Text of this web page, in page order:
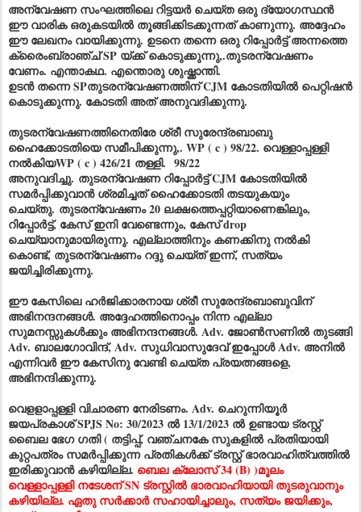
അന്വേഷണ സംഘത്തിലെ റിട്ടയർ ചെയ്ത ഒരു ദ്യോഗസ്ഥൻ
ഈ വാരിക ഒരുകടയിൽ തൂങ്ങിക്കിടക്കുന്നത് കാണുന്നു. അദ്ദേഹം
ഈ ലേഖനം വായിക്കുന്നു. ഉടനെ തന്നെ ഒരു റിപ്പോർട്ട് അന്നത്തെ
ക്രൈംബ്രാഞ്ച് SP യ്ക്ക് കൊടുക്കുന്നു,.തുടരന്വേഷണം
വേണം. എന്താകഥ. എന്തൊരു ശുഷ്ക്കാന്തി.
ഉടൻ തന്നെ SPതുടരന്വേഷണത്തിന് CJM കോടതിയിൽ പെറ്റിഷൻ
കൊടുക്കുന്നു. കോടതി അത് അനുവദിക്കുന്നു.
തുടരന്വേഷണത്തിനെതിരേ ശ്രീ സുരേന്ദ്രബാബു
ഹൈക്കോടതിയെ സമീപിക്കുന്നു,. WP ( c ) 98/22. വെള്ളാപ്പള്ളി
നൽകിയWP ( c ) 426/21 തള്ളി. 98/22
അനുവദിച്ചു. തുടരന്വേഷണ റിപ്പോർട്ട് CJM കോടതിയിൽ
സമർപ്പിക്കുവാൻ ശ്രമിച്ചത് ഹൈക്കോടതി തടയുകയും
ചെയ്തു. തുടരന്വേഷണം 20 ലക്ഷത്തെപ്പറ്റിയാണെങ്കിലും,
റിപ്പോർട്ട്, കേസ് ഇനി വേണ്ടെന്നും, കേസ് drop
ചെയ്യാനുമായിരുന്നു. എല്ലാത്തിനും കണക്കിനു നൽകി
കൊണ്ട്, തുടരന്വേഷണം റദ്ദു ചെയ്ത് ഇന്ന്, സത്യം
ജയിച്ചിരിക്കുന്നു.
ഈ കേസിലെ ഹർജിക്കാരനായ ശ്രീ സുരേന്ദ്രബാബുവിന്
അഭിനന്ദനങ്ങൾ. അദ്ദേഹത്തിനൊപ്പം നിന്ന എല്ലാ
സുമനസ്സുകൾക്കും അഭിനന്ദനങ്ങൾ. Adv. ജോൺസണിൽ തുടങ്ങി
Adv. ബാലഗോവിന്ദ്, Adv. സുധിവാസുദേവ് ഇപ്പോൾ Adv. അനിൽ
എന്നിവർ ഈ കേസിനു വേണ്ടി ചെയ്ത പ്രയത്നങ്ങളെ,
അഭിനന്ദിക്കുന്നു.
വെളളാപ്പള്ളി വിചാരണ നേരിടണം. Adv. ചെറുന്നിയൂർ
ജയപ്രകാശ് SPJS No: 30/2023 ൽ 13/1/2023 ൽ ഉണ്ടായ ട്രസ്റ്റ്
ബൈല ഭേഗ ഗതി ( തട്ടിപ്പ്, വഞ്ചനകേ സുകളിൽ പ്രതിയായി
കുറ്റപത്രം സമർപ്പിക്കുന്ന പ്രതികൾക്ക് ട്രസ്റ്റ് ഭാരവാഹിത്വത്തിൽ
ഇരിക്കുവാൻ കഴിയില്ല. ബെല ക്ലോസ് 34 (B) )മൂലം
വെള്ളാപ്പള്ളി നടേശന് SN ട്രസ്റ്റിൽ ഭാരവാഹിയായി തുടരുവാനും
കഴിയില്ല. ഏതു സർക്കാർ സഹായിച്ചാലും, സത്യം ജയിക്കും,